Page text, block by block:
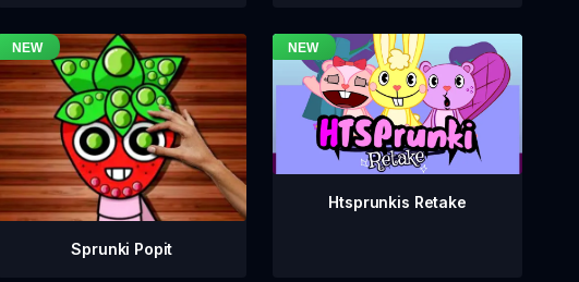
Sprunki Popit
Htsprunkis Retake